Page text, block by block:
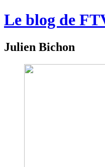
Le blog de
Julien Bichon